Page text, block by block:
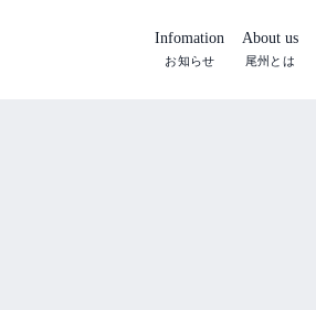
Infomation
お知らせ
About us
尾州とは